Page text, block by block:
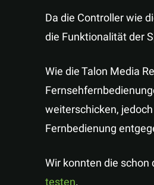
Da die Controller wie
die Funktionalität der
Wie die Talon Media
weiterschicken,
Fernbedienung
Wir konnten die schon